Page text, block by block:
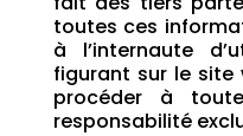
toutes ces
à l’internaute
figurant sur le site
procéder à
responsabilité